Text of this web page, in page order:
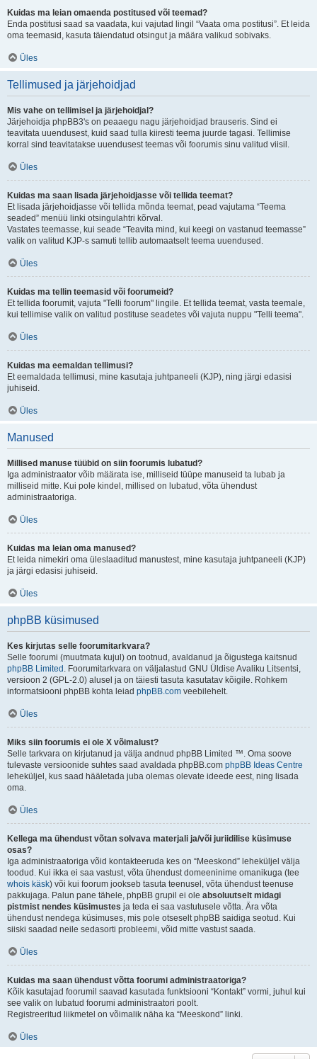
Kuidas ma leian omaenda postitused või teemad?
Enda postitusi saad sa vaadata, kui vajutad lingil “Vaata oma postitusi”. Et leida
oma teemasid, kasuta täiendatud otsingut ja määra valikud sobivaks.
Üles
Tellimused ja järjehoidjad
Mis vahe on tellimisel ja järjehoidjal?
Järjehoidja phpBB3's on peaaegu nagu järjehoidjad brauseris. Sind ei
teavitata uuendusest, kuid saad tulla kiiresti teema juurde tagasi. Tellimise
korral sind teavitatakse uuendusest teemas või foorumis sinu valitud viisil.
Üles
Kuidas ma saan lisada järjehoidjasse või tellida teemat?
Et lisada järjehoidjasse või tellida mõnda teemat, pead vajutama “Teema
seaded” menüü linki otsingulahtri kõrval.
Vastates teemasse, kui seade “Teavita mind, kui keegi on vastanud teemasse”
valik on valitud KJP-s samuti tellib automaatselt teema uuendused.
Üles
Kuidas ma tellin teemasid või foorumeid?
Et tellida foorumit, vajuta "Telli foorum" lingile. Et tellida teemat, vasta teemale,
kui tellimise valik on valitud postituse seadetes või vajuta nuppu "Telli teema".
Üles
Kuidas ma eemaldan tellimusi?
Et eemaldada tellimusi, mine kasutaja juhtpaneeli (KJP), ning järgi edasisi
juhiseid.
Üles
Manused
Millised manuse tüübid on siin foorumis lubatud?
Iga administraator võib määrata ise, milliseid tüüpe manuseid ta lubab ja
milliseid mitte. Kui pole kindel, millised on lubatud, võta ühendust
administraatoriga.
Üles
Kuidas ma leian oma manused?
Et leida nimekiri oma üleslaaditud manustest, mine kasutaja juhtpaneeli (KJP)
ja järgi edasisi juhiseid.
Üles
phpBB küsimused
Kes kirjutas selle foorumitarkvara?
Selle foorumi (muutmata kujul) on tootnud, avaldanud ja õigustega kaitsnud
phpBB Limited . Foorumitarkvara on väljalastud GNU Üldise Avaliku Litsentsi,
versioon 2 (GPL-2.0) alusel ja on täiesti tasuta kasutatav kõigile. Rohkem
informatsiooni phpBB kohta leiad phpBB.com veebilehelt.
Üles
Miks siin foorumis ei ole X võimalust?
Selle tarkvara on kirjutanud ja välja andnud phpBB Limited ™. Oma soove
tulevaste versioonide suhtes saad avaldada phpBB.com phpBB Ideas Centre
leheküljel, kus saad hääletada juba olemas olevate ideede eest, ning lisada
oma.
Üles
Kellega ma ühendust võtan solvava materjali ja/või juriidilise küsimuse
osas?
Iga administraatoriga võid kontakteeruda kes on “Meeskond” leheküljel välja
toodud. Kui ikka ei saa vastust, võta ühendust domeeninime omanikuga (tee
whois käsk) või kui foorum jookseb tasuta teenusel, võta ühendust teenuse
pakkujaga. Palun pane tähele, phpBB grupil ei ole absoluutselt midagi
pistmist nendes küsimustes ja teda ei saa vastutusele võtta. Ära võta
ühendust nendega küsimuses, mis pole otseselt phpBB saidiga seotud. Kui
siiski saadad neile sedasorti probleemi, võid mitte vastust saada.
Üles
Kuidas ma saan ühendust võtta foorumi administraatoriga?
Kõik kasutajad foorumil saavad kasutada funktsiooni “Kontakt” vormi, juhul kui
see valik on lubatud foorumi administraatori poolt.
Registreeritud liikmetel on võimalik näha ka “Meeskond” linki.
Üles